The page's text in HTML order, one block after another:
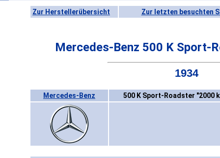
Zur Herstellerübersicht Zur letzten besuchten
Mercedes-Benz 500 K Sport-
1934
Mercedes-Benz 500 K Sport-Roadster "2000